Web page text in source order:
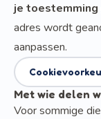
je
adres wordt
aanpassen.
Met wie delen
Voor sommige